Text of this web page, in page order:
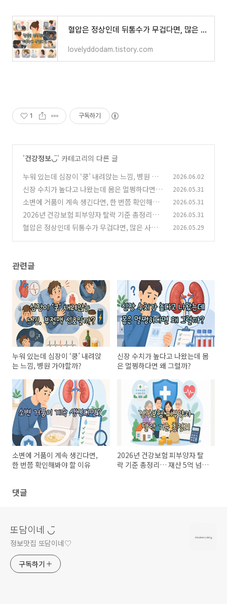
혈압은 정상인데 뒤통수가 무겁다면, 많은 사람들이 놓치는 원인
lovelyddodam.tistory.com
1 구독하기
'건강정보◡̈' 카테고리의 다른 글
누워 있는데 심장이 ‘쿵’ 내려앉는 느낌, 병원 가
야할까? (0)
2026.06.02
신장 수치가 높다고 나왔는데 몸은 멀쩡하다면 왜
그럴까?
(0)
2026.05.31
소변에 거품이 계속 생긴다면, 한 번쯤 확인해봐
야 할 이유 (1)
2026.05.31
2026년 건강보험 피부양자 탈락 기준 총정리…
재산 5억 넘으면 무조건 제외될까?
(0)
2026.05.31
혈압은 정상인데 뒤통수가 무겁다면, 많은 사람
2026.05.29
관련글
누워 있는데 심장이 ‘쿵’ 내려앉
는 느낌, 병원 가야할까?
신장 수치가 높다고 나왔는데 몸
은 멀쩡하다면 왜 그럴까?
소변에 거품이 계속 생긴다면,
한 번쯤 확인해봐야 할 이유
2026년 건강보험 피부양자 탈
락 기준 총정리… 재산 5억 넘으
댓글
또담이네 ◡̈
정보맛집 또담이네♡
구독하기